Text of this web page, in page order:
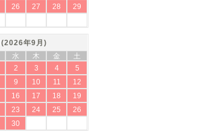
26 27 28
29
(2026年9月)
水 木 金
土
2 3 4
5
9 10 11
12
16 17 18
19
23 24 25
26
30